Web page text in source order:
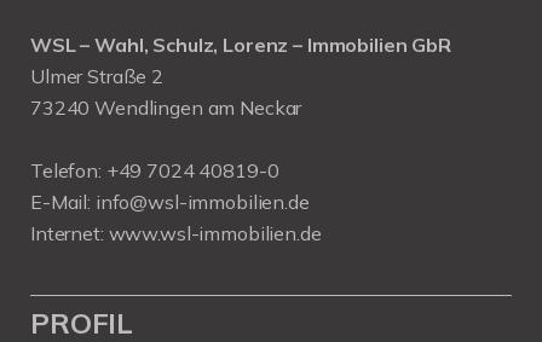
WSL – Wahl, Schulz, Lorenz – Immobilien GbR
Ulmer Straße 2
73240 Wendlingen am Neckar
Telefon: +49 7024 40819-0
E-Mail: info@wsl-immobilien.de
Internet: www.wsl-immobilien.de
PROFIL